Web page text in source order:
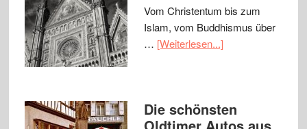
Vom Christentum bis zum
Islam, vom Buddhismus über
… [Weiterlesen...]
Die schönsten